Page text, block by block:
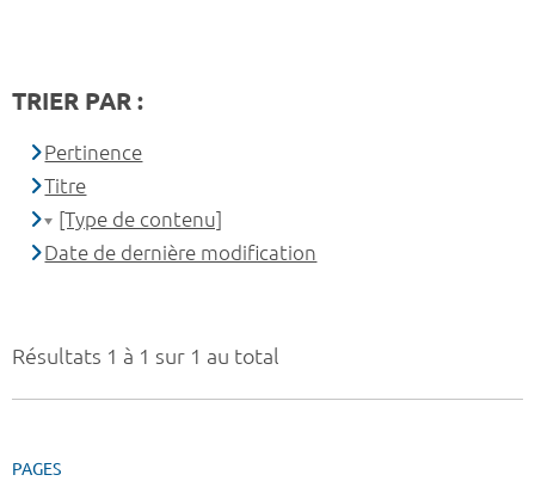
Résultats 1 à 1 sur 1 au total
PAGES
TRIER PAR :
Pertinence
Titre
[Type de contenu]
Date de dernière modification